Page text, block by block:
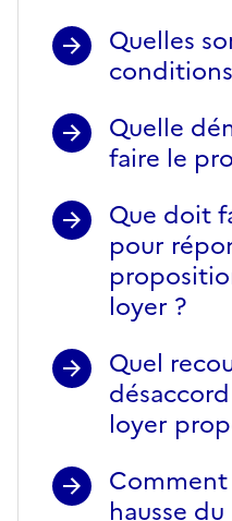
Quelles
Quelle
faire le
Que doit
pour
loyer ?
Quel
loyer
Comment
hausse